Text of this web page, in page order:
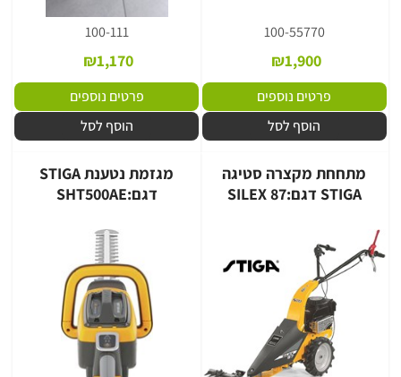
100-55770
₪1,900
פרטים נוספים
הוסף לסל
100-111
₪1,170
פרטים נוספים
הוסף לסל
מתחחת מקצרה סטיגה
STIGA דגם:SILEX 87
מגזמת נטענת STIGA
דגם:SHT500AE